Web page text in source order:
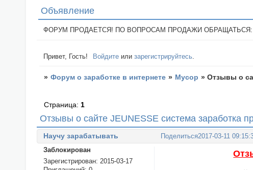
Объявление
ФОРУМ ПРОДАЕТСЯ! ПО ВОПРОСАМ ПРОДАЖИ ОБРАЩАТЬСЯ:
Привет, Гость! Войдите илизарегистрируйтесь.
» Форум о заработке в интернете » Мусор »Отзывы о
Отзывы о сайте JEUNESSE система заработка
Страница: 1
Поделиться2017-03-11
Научу зарабатывать
Заблокирован
Зарегистрирован: 2015-03-17